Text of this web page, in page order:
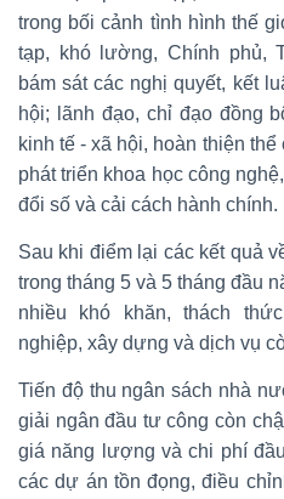
trong bối cảnh tình hình thế
tạp, khó lường, Chính phủ,
bám sát các nghị quyết, kết
hội; lãnh đạo, chỉ đạo đồng
kinh tế - xã hội, hoàn thiện
phát triển khoa học công
đổi số và cải cách hành chính.
Sau khi điểm lại các kết quả
trong tháng 5 và 5 tháng đầu
nhiều khó khăn, thách
nghiệp, xây dựng và dịch vụ
Tiến độ thu ngân sách nhà
giải ngân đầu tư công còn
giá năng lượng và chi phí
các dự án tồn đọng, điều